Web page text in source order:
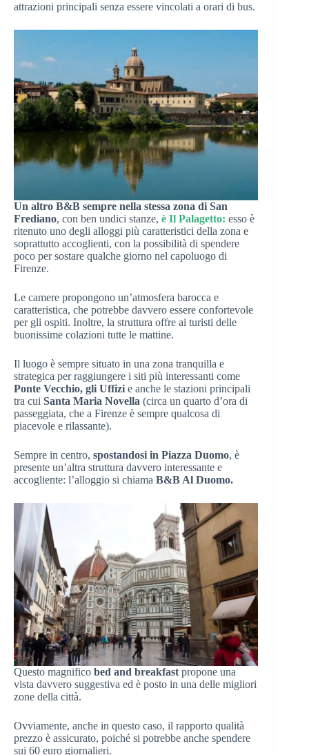
attrazioni principali senza essere vincolati a orari di bus.
Un altro B&B sempre nella stessa zona di San
Frediano, con ben undici stanze, è Il Palagetto: esso è
ritenuto uno degli alloggi più caratteristici della zona e
soprattutto accoglienti, con la possibilità di spendere
poco per sostare qualche giorno nel capoluogo di
Firenze.
Le camere propongono un’atmosfera barocca e
caratteristica, che potrebbe davvero essere confortevole
per gli ospiti. Inoltre, la struttura offre ai turisti delle
buonissime colazioni tutte le mattine.
Il luogo è sempre situato in una zona tranquilla e
strategica per raggiungere i siti più interessanti come
Ponte Vecchio, gli Uffizi e anche le stazioni principali
tra cui Santa Maria Novella (circa un quarto d’ora di
passeggiata, che a Firenze è sempre qualcosa di
piacevole e rilassante).
Sempre in centro, spostandosi in Piazza Duomo, è
presente un’altra struttura davvero interessante e
accogliente: l’alloggio si chiama B&B Al Duomo.
Questo magnifico bed and breakfast propone una
vista davvero suggestiva ed è posto in una delle migliori
zone della città.
Ovviamente, anche in questo caso, il rapporto qualità
prezzo è assicurato, poiché si potrebbe anche spendere
sui 60 euro giornalieri.